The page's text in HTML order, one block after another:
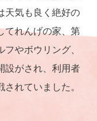
天気も良く絶好の
てれんげの家、第
やボウリング、
設がされ、利用者
れていました。